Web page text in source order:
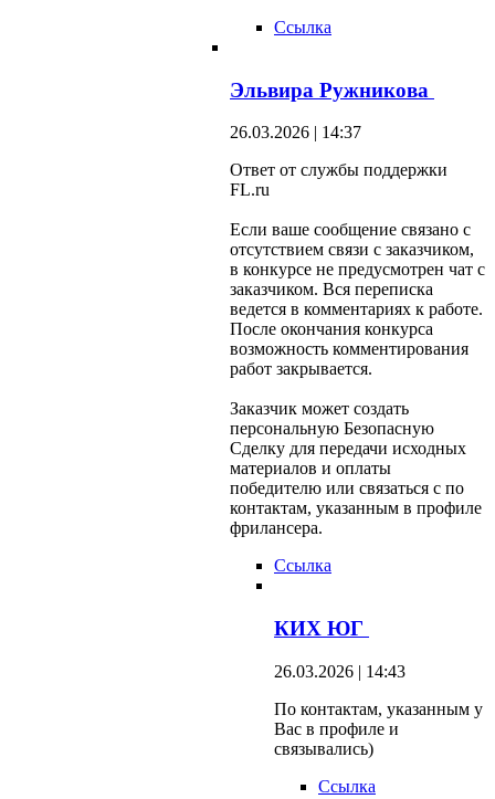
Ссылка
Эльвира Ружникова
26.03.2026 | 14:37
Ответ от службы поддержки
FL.ru
Если ваше сообщение связано с
отсутствием связи с заказчиком,
в конкурсе не предусмотрен чат с
заказчиком. Вся переписка
ведется в комментариях к работе.
После окончания конкурса
возможность комментирования
работ закрывается.
Заказчик может создать
персональную Безопасную
Сделку для передачи исходных
материалов и оплаты
победителю или связаться с по
контактам, указанным в профиле
фрилансера.
Ссылка
КИХ ЮГ
26.03.2026 | 14:43
По контактам, указанным у
Вас в профиле и
связывались)
Ссылка